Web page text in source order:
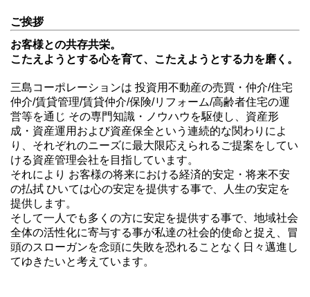
ご挨拶
お客様との共存共栄。
こたえようとする心を育て、こたえようとする力を磨く。
三島コーポレーションは 投資用不動産の売買・仲介/住宅
仲介/賃貸管理/賃貸仲介/保険/リフォーム/高齢者住宅の運
営等を通じ その専門知識・ノウハウを駆使し、資産形
成・資産運用および資産保全という連続的な関わりによ
り、それぞれのニーズに最大限応えられるご提案をしてい
ける資産管理会社を目指しています。
それにより お客様の将来における経済的安定・将来不安
の払拭 ひいては心の安定を提供する事で、人生の安定を
提供します。
そして一人でも多くの方に安定を提供する事で、地域社会
全体の活性化に寄与する事が私達の社会的使命と捉え、冒
頭のスローガンを念頭に失敗を恐れることなく日々邁進し
てゆきたいと考えています。